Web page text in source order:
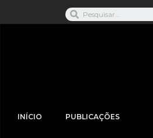
INÍCIO PUBLICAÇÕES